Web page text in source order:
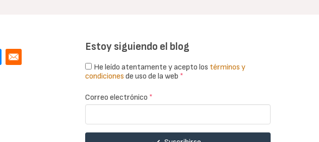
Estoy siguiendo el blog
He leído atentamente y acepto los términos y
condiciones de uso de la web *
Correo electrónico *